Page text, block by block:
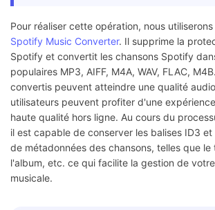
Pour réaliser cette opération, nous
Spotify Music Converter. Il supprime la
Spotify et convertit les chansons Spotify
populaires MP3, AIFF, M4A, WAV, FLAC,
convertis peuvent atteindre une qualité
utilisateurs peuvent profiter d'une
haute qualité hors ligne. Au cours du
il est capable de conserver les balises ID3
de métadonnées des chansons, telles que le
l'album, etc. ce qui facilite la gestion de
musicale.